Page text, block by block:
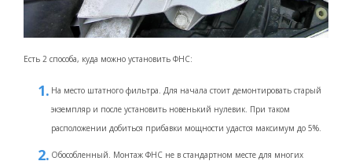
Есть 2 способа, куда можно установить ФНС:
На место штатного фильтра. Для начала стоит демонтировать старый
экземпляр и после установить новенький нулевик. При таком
расположении добиться прибавки мощности удастся максимум до 5%.
Обособленный. Монтаж ФНС не в стандартном месте для многих